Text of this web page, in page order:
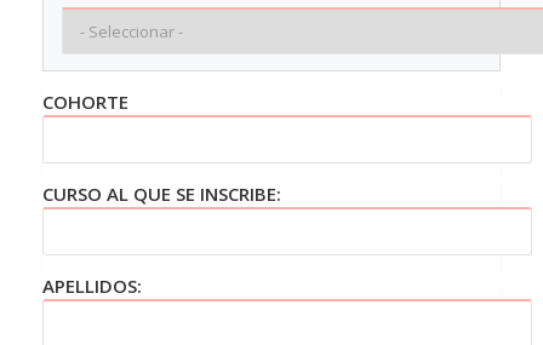
CURSA
COHORTE
CURSO AL QUE SE INSCRIBE:
APELLIDOS: